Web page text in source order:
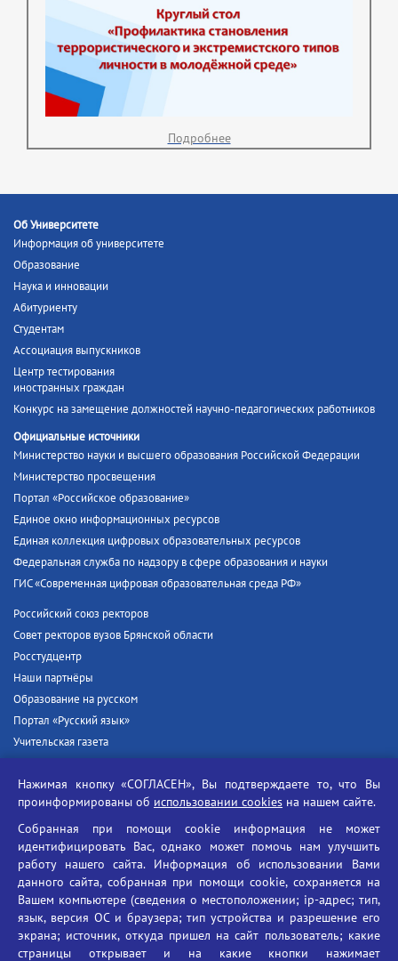
Подробнее
Об Университете
Информация об университете
Образование
Наука и инновации
Абитуриенту
Студентам
Ассоциация выпускников
Центр тестирования
иностранных граждан
Конкурс на замещение должностей научно-педагогических работников
Официальные источники
Министерство науки и высшего образования Российской Федерации
Министерство просвещения
Портал «Российское образование»
Единое окно информационных ресурсов
Единая коллекция цифровых образовательных ресурсов
Федеральная служба по надзору в сфере образования и науки
ГИС «Современная цифровая образовательная среда РФ»
Российский союз ректоров
Совет ректоров вузов Брянской области
Росстудцентр
Наши партнёры
Образование на русском
Портал «Русский язык»
Учительская газета
Единый портал государственных услуг
Противодействие угрозам информационной безопасности
Социальные ролики - Генеральная прокуратура РФ
Противодействие коррупции
БГУ против наркотиков
Брянский государственный университет
имени академика И.Г. Петровского
Нажимая кнопку «СОГЛАСЕН», Вы подтверждаете то, что Вы
проинформированы об использовании cookies на нашем сайте.
Собранная при помощи cookie информация не может
идентифицировать Вас, однако может помочь нам улучшить
работу нашего сайта. Информация об использовании Вами
данного сайта, собранная при помощи cookie, сохраняется на
Вашем компьютере (сведения о местоположении; ip-адрес; тип,
язык, версия ОС и браузера; тип устройства и разрешение его
экрана; источник, откуда пришел на сайт пользователь; какие
страницы открывает и на какие кнопки нажимает